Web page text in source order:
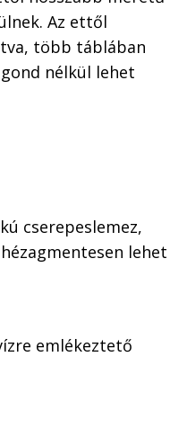
Az ettől
több táblában
nélkül lehet
cserepeslemez,
lehet
emlékeztető